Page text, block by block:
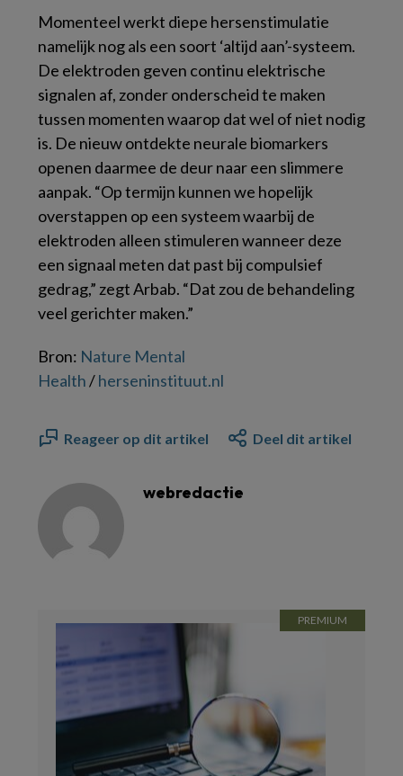
Momenteel werkt diepe hersenstimulatie
namelijk nog als een soort ‘altijd aan’-systeem.
De elektroden geven continu elektrische
signalen af, zonder onderscheid te maken
tussen momenten waarop dat wel of niet nodig
is. De nieuw ontdekte neurale biomarkers
openen daarmee de deur naar een slimmere
aanpak. “Op termijn kunnen we hopelijk
overstappen op een systeem waarbij de
elektroden alleen stimuleren wanneer deze
een signaal meten dat past bij compulsief
gedrag,” zegt Arbab. “Dat zou de behandeling
veel gerichter maken.”
Bron: Nature Mental
Health/herseninstituut.nl
Reageer op dit artikel Deel dit artikel
webredactie